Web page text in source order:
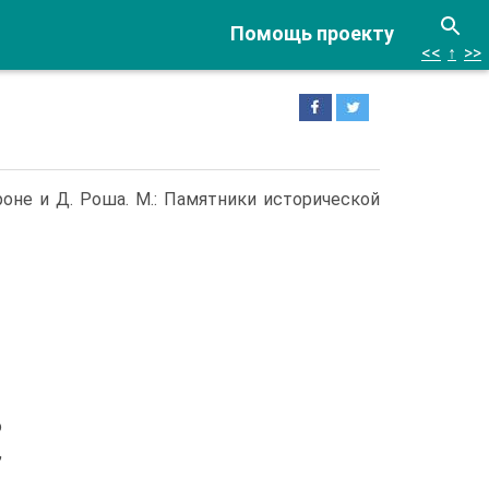
Помощь проекту
<< ↑ >>
и Д. Роша. М.: Памятники исторической